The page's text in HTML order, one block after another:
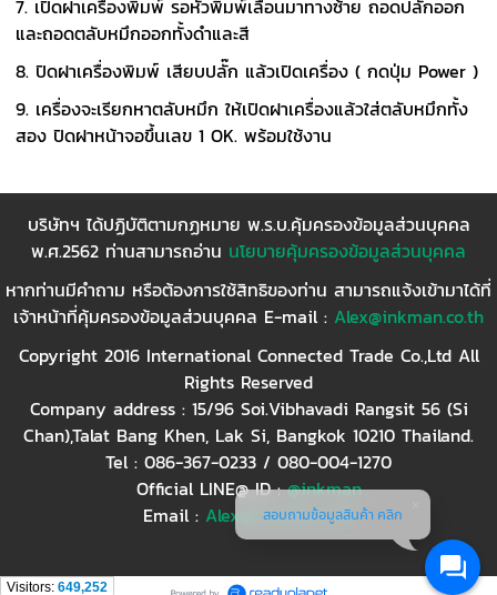
7. เปิดฝาเครื่องพิมพ์ รอหัวพิมพ์เลื่อนมาทางซ้าย ถอดปลั๊กออก
และถอดตลับหมึกออกทั้งดำและสี
8. ปิดฝาเครื่องพิมพ์ เสียบปลั๊ก แล้วเปิดเครื่อง ( กดปุ่ม Power )
9. เครื่องจะเรียกหาตลับหมึก ให้เปิดฝาเครื่องแล้วใส่ตลับหมึกทั้ง
สอง ปิดฝาหน้าจอขึ้นเลข 1 OK. พร้อมใช้งาน
บริษัทฯ ได้ปฏิบัติตามกฏหมาย พ.ร.บ.คุ้มครองข้อมูลส่วนบุคคล
พ.ศ.2562 ท่านสามารถอ่าน นโยบายคุ้มครองข้อมูลส่วนบุคคล
หากท่านมีคำถาม หรือต้องการใช้สิทธิของท่าน สามารถแจ้งเข้ามาได้ที่
เจ้าหน้าที่คุ้มครองข้อมูลส่วนบุคคล E-mail : Alex@inkman.co.th
Copyright 2016 International Connected Trade Co.,Ltd All
Rights Reserved
Company address : 15/96 Soi.Vibhavadi Rangsit 56 (Si
Chan),Talat Bang Khen, Lak Si, Bangkok 10210 Thailand.
Tel : 086-367-0233 / 080-004-1270
Official LINE@ ID :@inkman
Email : Alex@inkman.co.th
Visitors: 649,252
สอบถามข้อมูลสินค้า คลิก